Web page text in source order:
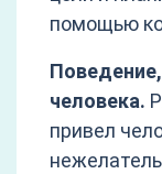
помощью
человека.
привел